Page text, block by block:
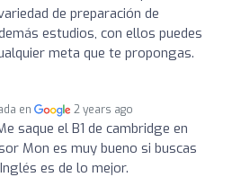
de preparación de
estudios, con ellos puedes
meta que te propongas.
en 2 years ago
saque el B1 de cambridge en
Mon es muy bueno si buscas
es de lo mejor.